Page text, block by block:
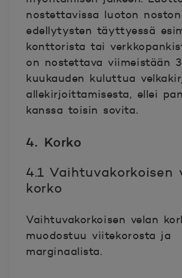
nostettavissa luoton noston
edellytysten täyttyessä
konttorista tai
on nostettava viimeistään 3
kuukauden kuluttua
allekirjoittamisesta, ellei
kanssa toisin sovita.
4. Korko
4.1 Vaihtuvakorkoisen
korko
Vaihtuvakorkoisen velan
muodostuu viitekorosta ja
marginaalista.